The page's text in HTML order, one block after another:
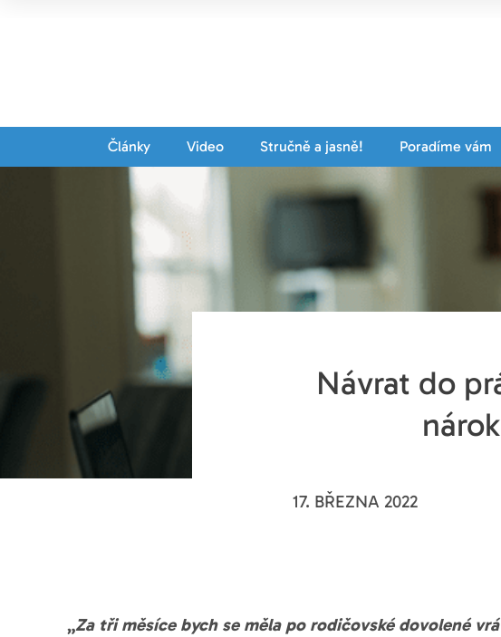
Články Video Stručně a jasně! Poradíme vám
Návrat do
17. BŘEZNA 2022
„Za tři měsíce bych se měla po rodičovské dovolené